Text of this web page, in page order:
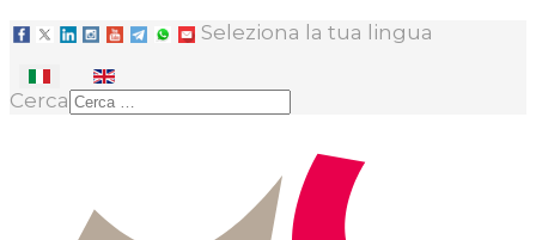
Seleziona la tua lingua
Cerca